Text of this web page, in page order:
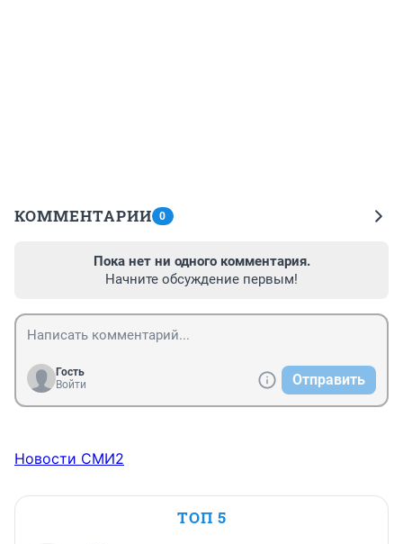
КОММЕНТАРИИ 0
Пока нет ни одного комментария.
Начните обсуждение первым!
Гость
Войти
Отправить
Новости СМИ2
ТОП 5